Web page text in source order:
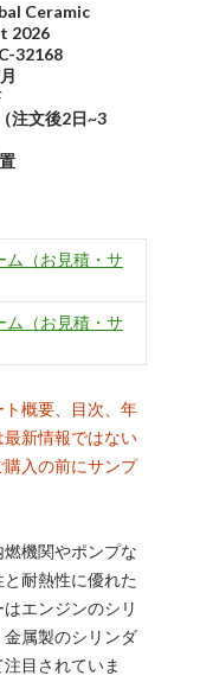
Ceramic
2026
32168
注文後2日~3
ム（お見積・サ
ム（お見積・サ
概要、目次、年
新情報ではない
入の前にサンプ
機関やポンプな
耐熱性に優れた
エンジンのシリ
属製のシリンダ
目されていま